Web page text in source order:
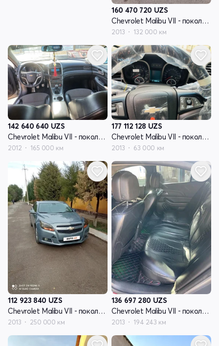
160 470 720 UZS
Chevrolet Malibu VII - поколение
2013 132 000 км
142 640 640 UZS
Chevrolet Malibu VII - поколение
2012 165 000 км
177 112 128 UZS
Chevrolet Malibu VII - поколение
2013 63 000 км
112 923 840 UZS
Chevrolet Malibu VII - поколение
2013 250 000 км
136 697 280 UZS
Chevrolet Malibu VII - поколение
2013 194 243 км